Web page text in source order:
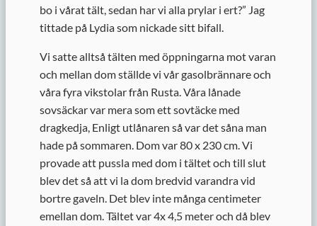
bo i vårat tält, sedan har vi alla prylar i ert?” Jag
tittade på Lydia som nickade sitt bifall.
Vi satte alltså tälten med öppningarna mot varan
och mellan dom ställde vi vår gasolbrännare och
våra fyra vikstolar från Rusta. Våra lånade
sovsäckar var mera som ett sovtäcke med
dragkedja, Enligt utlånaren så var det såna man
hade på sommaren. Dom var 80 x 230 cm. Vi
provade att pussla med dom i tältet och till slut
blev det så att vi la dom bredvid varandra vid
bortre gaveln. Det blev inte många centimeter
emellan dom. Tältet var 4x 4,5 meter och då blev